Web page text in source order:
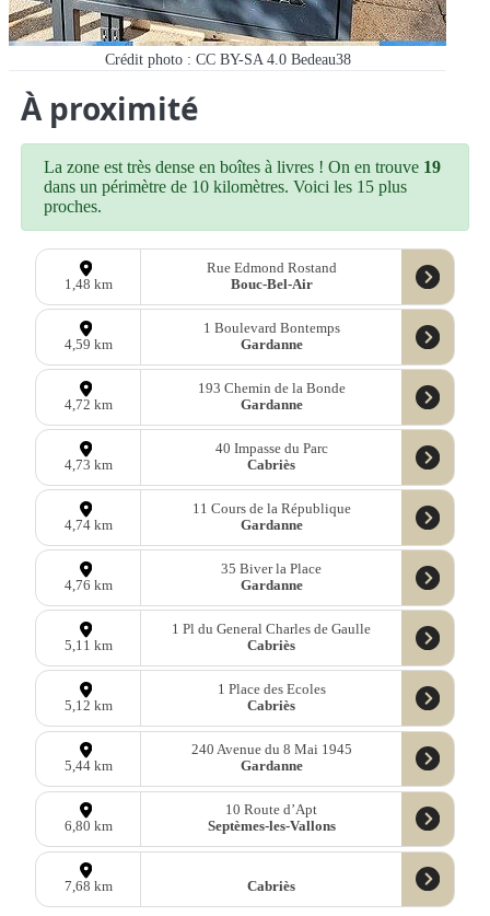
Crédit photo : CC BY-SA 4.0 Bedeau38
À proximité
La zone est très dense en boîtes à livres ! On en trouve 19
dans un périmètre de 10 kilomètres. Voici les 15 plus
proches.
1,48 km
Rue Edmond Rostand
Bouc-Bel-Air
4,59 km
1 Boulevard Bontemps
Gardanne
4,72 km
193 Chemin de la Bonde
Gardanne
4,73 km
40 Impasse du Parc
Cabriès
4,74 km
11 Cours de la République
Gardanne
4,76 km
35 Biver la Place
Gardanne
5,11 km
1 Pl du General Charles de Gaulle
Cabriès
5,12 km
1 Place des Ecoles
Cabriès
5,44 km
240 Avenue du 8 Mai 1945
Gardanne
6,80 km
10 Route d’Apt
Septèmes-les-Vallons
7,68 km Cabriès